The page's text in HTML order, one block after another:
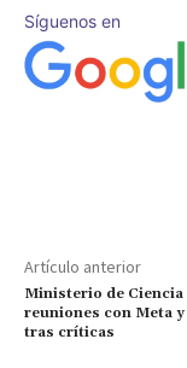
Síguenos en
Artículo anterior
Ministerio de Ciencia
reuniones con Meta
tras críticas